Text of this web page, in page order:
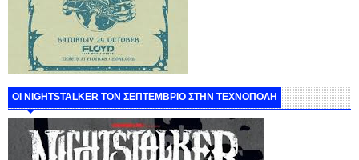
ΟΙ NIGHTSTALKER ΤΟΝ ΣΕΠΤΕΜΒΡΙΟ ΣΤΗΝ ΤΕΧΝΟΠΟΛΗ